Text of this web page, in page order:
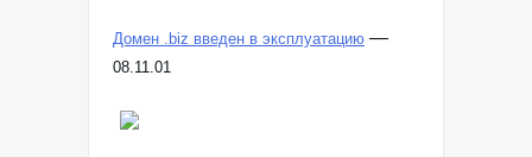
Домен .biz введен в эксплуатацию —
08.11.01